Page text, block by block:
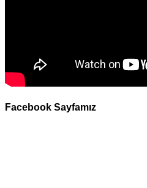
Facebook Sayfamız